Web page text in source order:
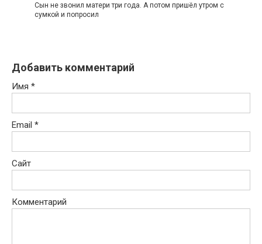
Сын не звонил матери три года. А потом пришёл утром с
сумкой и попросил
Добавить комментарий
Имя *
Email *
Сайт
Комментарий